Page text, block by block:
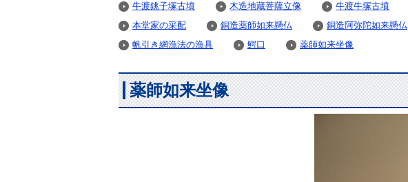
牛渡銚子塚古墳
木造地蔵菩薩立像 牛渡牛塚古墳
本堂家の采配
銅造薬師如来懸仏 銅造阿弥陀如来懸仏
帆引き網漁法の漁具
鰐口 薬師如来坐像
薬師如来坐像